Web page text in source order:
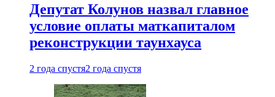
Депутат Колунов назвал главное
условие оплаты маткапиталом
реконструкции таунхауса
2 года спустя2 года спустя